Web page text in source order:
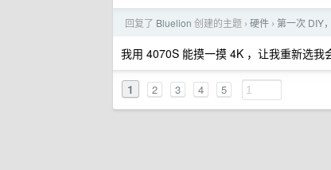
回复了 Bluelion 创建的主题 › 硬件 › 第一次 DIY
我用 4070S 能摸一摸 4K ，让我重新选
1 2 3 4 5